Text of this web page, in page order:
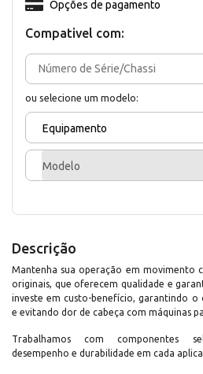
Compativel com:
ou selecione um modelo:
Equipamento
Modelo
Opções de pagamento
Descrição
Mantenha sua operação em movimento
originais, que oferecem qualidade e
investe em custo-benefício, garantindo o
e evitando dor de cabeça com máquinas
Trabalhamos com componentes
desempenho e durabilidade em cada